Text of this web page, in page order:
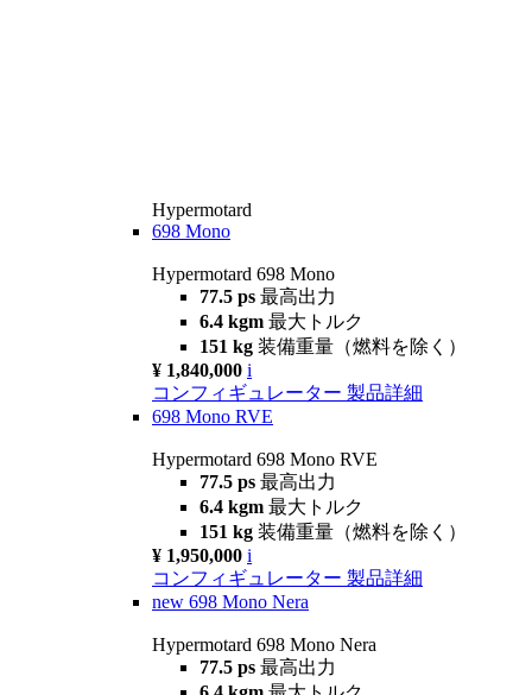
Hypermotard
698 Mono
Hypermotard 698 Mono
77.5 ps 最高出力
6.4 kgm 最大トルク
151 kg 装備重量（燃料を除く）
¥ 1,840,000 i
コンフィギュレーター 製品詳細
698 Mono RVE
Hypermotard 698 Mono RVE
77.5 ps 最高出力
6.4 kgm 最大トルク
151 kg 装備重量（燃料を除く）
¥ 1,950,000 i
コンフィギュレーター 製品詳細
new 698 Mono Nera
Hypermotard 698 Mono Nera
77.5 ps 最高出力